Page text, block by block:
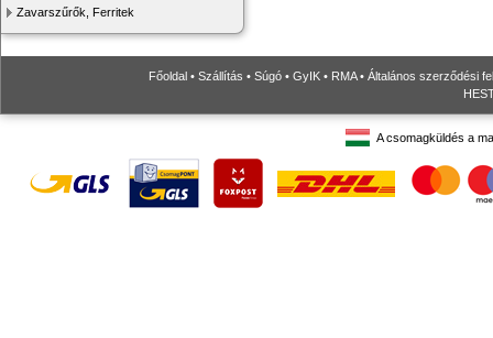
Zavarszűrők, Ferritek
Főoldal • Szállítás • Súgó • GyIK • RMA• Általános szerződési
A csomagküldés a